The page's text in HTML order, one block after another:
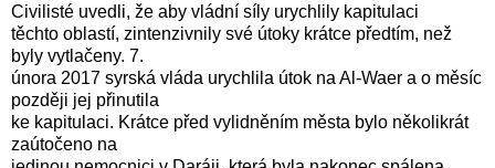
Civilisté uvedli, že aby vládní síly urychlily kapitulaci
těchto oblastí, zintenzivnily své útoky krátce předtím, než
byly vytlačeny. 7.
února 2017 syrská vláda urychlila útok na Al-Waer a o měsíc
později jej přinutila
ke kapitulaci. Krátce před vylidněním města bylo několikrát
zaútočeno na